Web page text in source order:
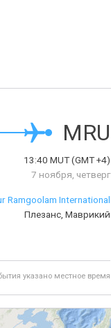
MRU
13:40 MUT(GMT +4)
7 ноября, четверг
Ramgoolam International
Плезанс, Маврикий
указано местное время